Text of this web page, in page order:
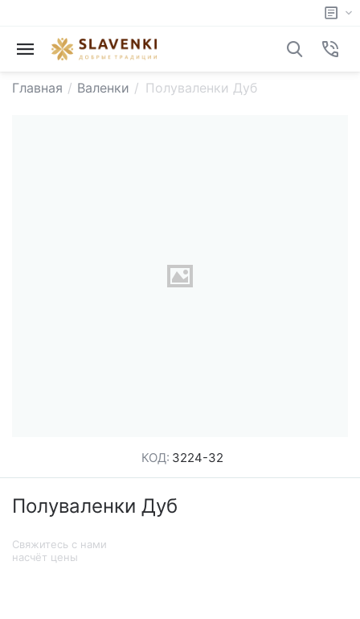
Главная / Валенки / Полуваленки Дуб
КОД: 3224-32
Полуваленки Дуб
Свяжитесь с нами
насчёт цены